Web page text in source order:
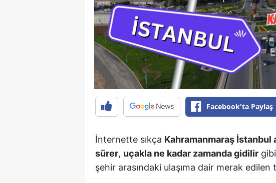
Facebook'ta Paylaş
İnternette sıkça Kahramanmaraş İstanbul
sürer, uçakla ne kadar zamanda gidilir
şehir arasındaki ulaşıma dair merak